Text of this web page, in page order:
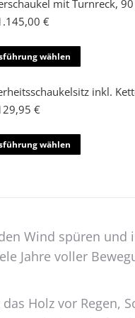
mit Turnreck,
€
wählen
Produkt
weist
auf.
Die
gewählt
inkl.
€
wählen
Produkt
Die
Optionen
auf
der
Wind spüren und
Jahre voller
Holz vor Regen,